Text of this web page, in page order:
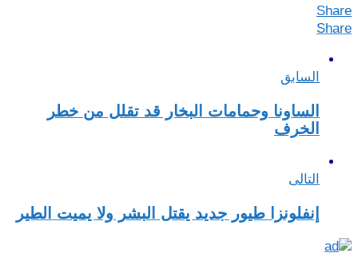
Share
Share
السابق
الساونا وحمامات البخار قد تقلل من خطر
الخرف
التالى
إنفلونزا طيور جديد يقتل البشر ولا يميت الطير